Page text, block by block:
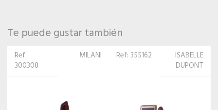
Te puede gustar también
Ref: 355162
ISABELLE
Ref:
MENOW